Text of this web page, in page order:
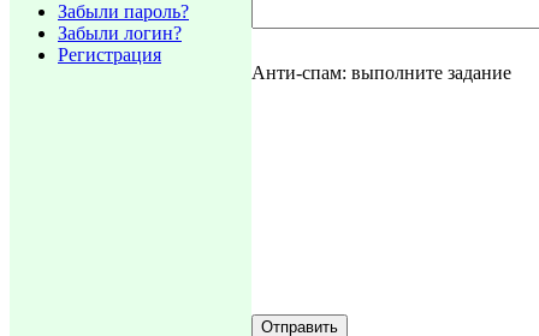
Забыли пароль?
Забыли логин?
Регистрация
Анти-спам: выполните задание